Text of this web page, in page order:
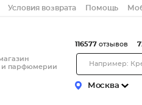
Условия возврата Помощь
и парфюмерии
Москва
116577 отзывов